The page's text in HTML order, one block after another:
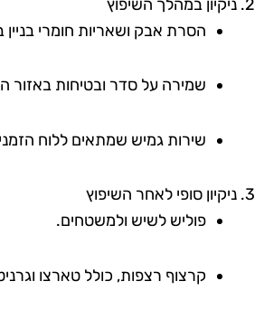
2. ניקיון במהלך השיפוץ
הסרת אבק ושאריות חומרי בניין
שמירה על סדר ובטיחות באזור
שירות גמיש שמתאים ללוח
3. ניקיון סופי לאחר השיפוץ
פוליש לשיש ולמשטחים.
קרצוף רצפות, כולל טארצו